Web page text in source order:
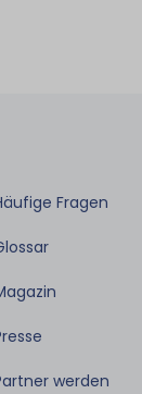
Fragen
werden